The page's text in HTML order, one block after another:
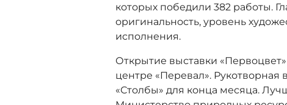
которых победили 382 работы.
оригинальность, уровень
исполнения.
Открытие выставки «Первоцвет»
центре «Перевал». Рукотворная
«Столбы» для конца месяца.